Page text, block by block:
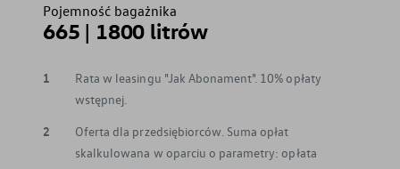
Pojemność bagażnika
665 | 1800 litrów
1
Rata w leasingu "Jak Abonament". 10% opłaty
wstępnej.
2
Oferta dla przedsiębiorców. Suma opłat
skalkulowana w oparciu o parametry: opłata